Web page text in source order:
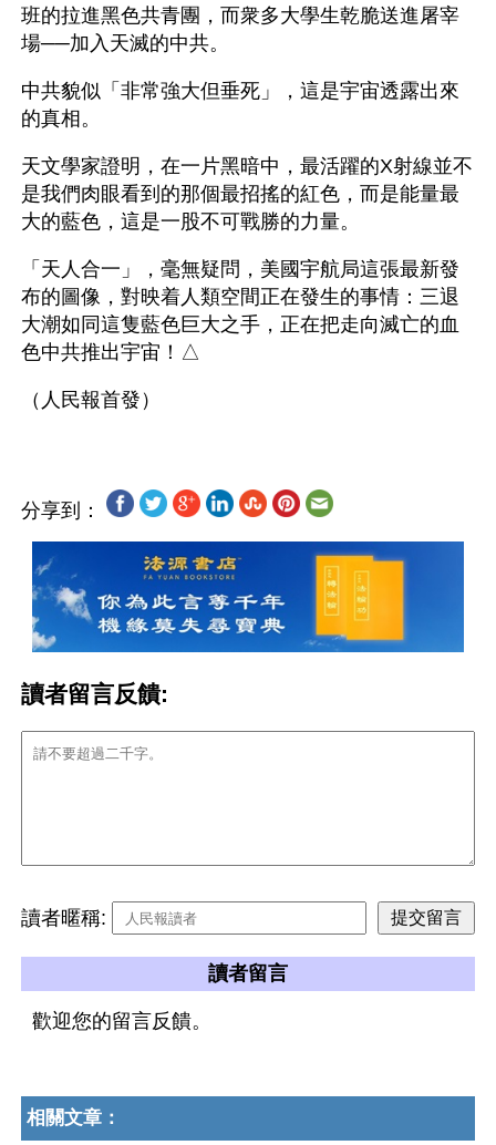
班的拉進黑色共青團，而衆多大學生乾脆送進屠宰
場──加入天滅的中共。
中共貌似「非常強大但垂死」，這是宇宙透露出來
的真相。
天文學家證明，在一片黑暗中，最活躍的X射線並不
是我們肉眼看到的那個最招搖的紅色，而是能量最
大的藍色，這是一股不可戰勝的力量。
「天人合一」，毫無疑問，美國宇航局這張最新發
布的圖像，對映着人類空間正在發生的事情：三退
大潮如同這隻藍色巨大之手，正在把走向滅亡的血
色中共推出宇宙！△
分享到：
讀者留言反饋:
讀者暱稱:
讀者留言
歡迎您的留言反饋。
相關文章：